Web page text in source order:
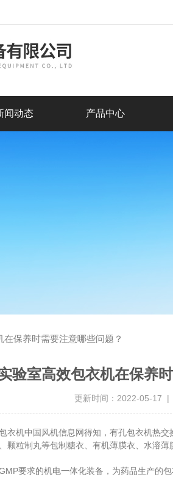
闻动态 产品中心
在保养时需要注意哪些问题？
验室高效包衣机在保养
更新时间：2022-05-17 |
衣机中国风机信息网得知，有孔包衣机热
粒制丸等包制糖衣、有机薄膜衣、水溶
要求的机电一体化装备，为药品生产的包